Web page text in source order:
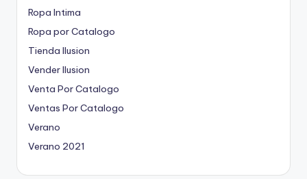
Ropa Intima
Ropa por Catalogo
Tienda Ilusion
Vender Ilusion
Venta Por Catalogo
Ventas Por Catalogo
Verano
Verano 2021